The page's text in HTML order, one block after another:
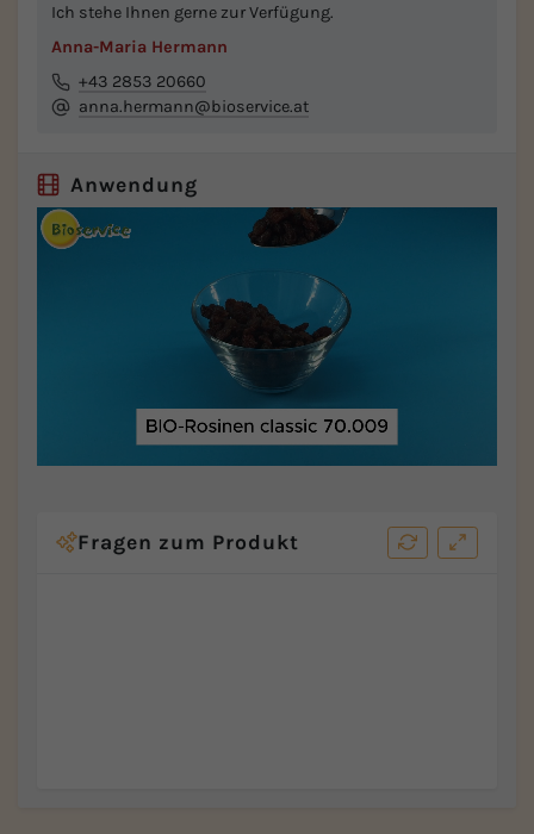
Ich stehe Ihnen gerne zur Verfügung.
Anna-Maria Hermann
+43 2853 20660
anna.hermann@bioservice.at
Anwendung
Fragen zum Produkt